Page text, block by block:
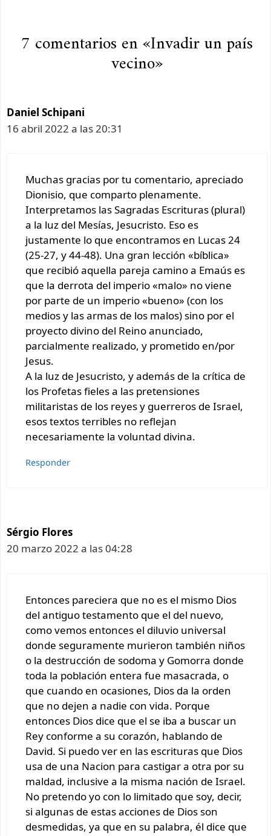
7 comentarios en «Invadir un país
vecino»
Daniel Schipani
16 abril 2022 a las 20:31
Muchas gracias por tu comentario, apreciado
Dionisio, que comparto plenamente.
Interpretamos las Sagradas Escrituras (plural)
a la luz del Mesías, Jesucristo. Eso es
justamente lo que encontramos en Lucas 24
(25-27, y 44-48). Una gran lección «bíblica»
que recibió aquella pareja camino a Emaús es
que la derrota del imperio «malo» no viene
por parte de un imperio «bueno» (con los
medios y las armas de los malos) sino por el
proyecto divino del Reino anunciado,
parcialmente realizado, y prometido en/por
Jesus.
A la luz de Jesucristo, y además de la crítica de
los Profetas fieles a las pretensiones
militaristas de los reyes y guerreros de Israel,
esos textos terribles no reflejan
necesariamente la voluntad divina.
Responder
Sérgio Flores
20 marzo 2022 a las 04:28
Entonces pareciera que no es el mismo Dios
del antiguo testamento que el del nuevo,
como vemos entonces el diluvio universal
donde seguramente murieron también niños
o la destrucción de sodoma y Gomorra donde
toda la población entera fue masacrada, o
que cuando en ocasiones, Dios da la orden
que no dejen a nadie con vida. Porque
entonces Dios dice que el se iba a buscar un
Rey conforme a su corazón, hablando de
David. Si puedo ver en las escrituras que Dios
usa de una Nacion para castigar a otra por su
maldad, inclusive a la misma nación de Israel.
No pretendo yo con lo limitado que soy, decir,
si algunas de estas acciones de Dios son
desmedidas, ya que en su palabra, él dice que